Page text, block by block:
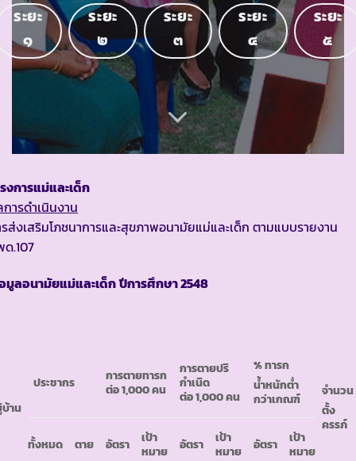
ระยะ
๑
ระยะ
๒
ระยะ
๓
ระยะ
๔
ระยะ
๕
งการแม่และเด็ก
ารดำเนินงาน
ส่งเสริมโภชนาการและสุขภาพอนามัยแม่และเด็ก ตามแบบรายงาน
.107
มูลอนามัยแม่และเด็กปีการศึกษา2548
าน
ประชากร
การตายทารก
ต่อ1,000คน
การตายปริ
กำเนิด
ต่อ1,000คน
%ทารก
น้ำหนักต่ำ
กว่าเกณฑ์
จำนวน
ตั้ง
ครรภ์
ทั้งหมด
ตาย อัตรา
เป้า
หมาย
อัตรา
เป้า
หมาย
อัตรา
เป้า
หมาย